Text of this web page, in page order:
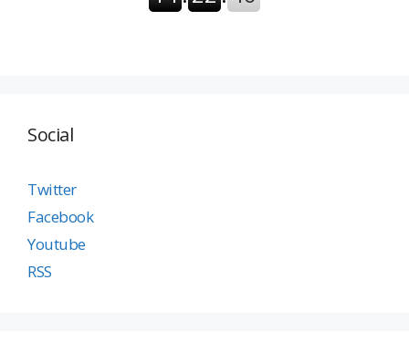
Social
Twitter
Facebook
Youtube
RSS